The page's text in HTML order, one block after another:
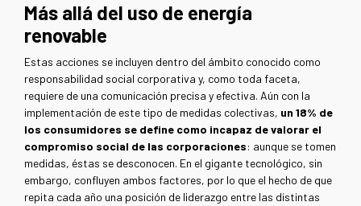
Más allá del uso de energía
renovable
Estas acciones se incluyen dentro del ámbito conocido como
responsabilidad social corporativa y, como toda faceta,
requiere de una comunicación precisa y efectiva. Aún con la
implementación de este tipo de medidas colectivas, un 18% de
los consumidores se define como incapaz de valorar el
compromiso social de las corporaciones: aunque se tomen
medidas, éstas se desconocen. En el gigante tecnológico, sin
embargo, confluyen ambos factores, por lo que el hecho de que
repita cada año una posición de liderazgo entre las distintas